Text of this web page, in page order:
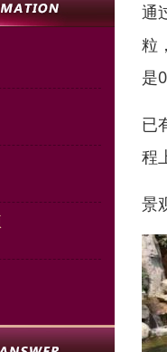
通
粒
是
已
程
景